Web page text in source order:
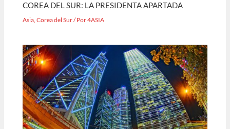
COREA DEL SUR: LA PRESIDENTA APARTADA
Asia ,Corea del Sur/ Por4ASIA